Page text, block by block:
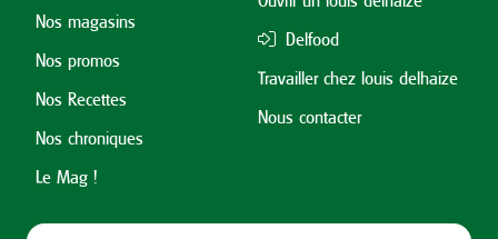
Nos magasins
Nos promos
Nos Recettes
Nos chroniques
Le Mag !
Delfood
Travailler chez louis delhaize
Nous contacter